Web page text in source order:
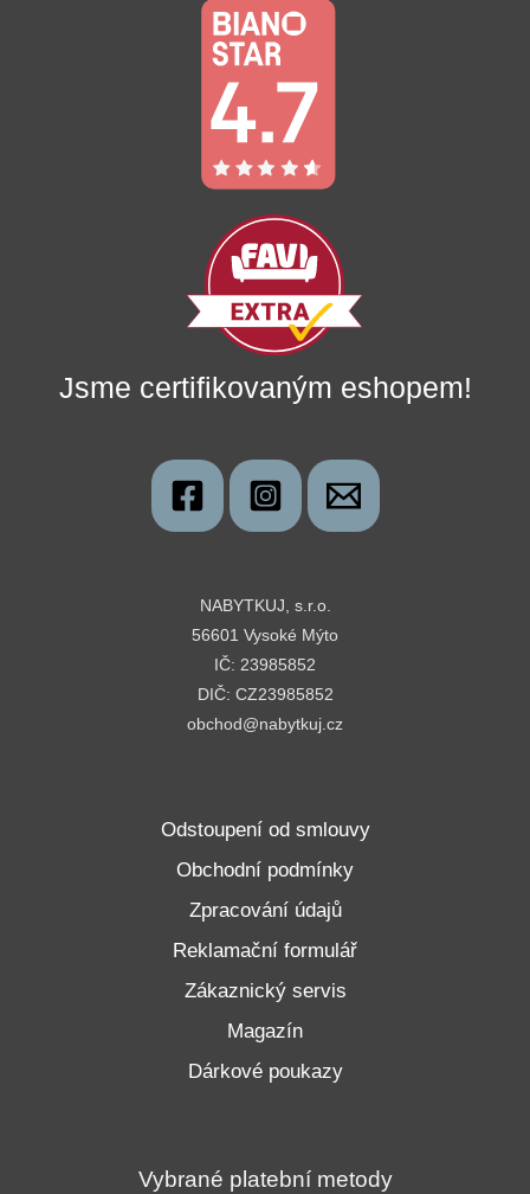
Jsme certifikovaným eshopem!
NABYTKUJ, s.r.o.
56601 Vysoké Mýto
IČ: 23985852
DIČ: CZ23985852
obchod@nabytkuj.cz
Odstoupení od smlouvy
Obchodní podmínky
Zpracování údajů
Reklamační formulář
Zákaznický servis
Magazín
Dárkové poukazy
Vybrané platební metody